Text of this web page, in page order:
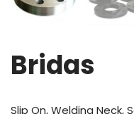
Bridas
Slip On, Welding Neck,